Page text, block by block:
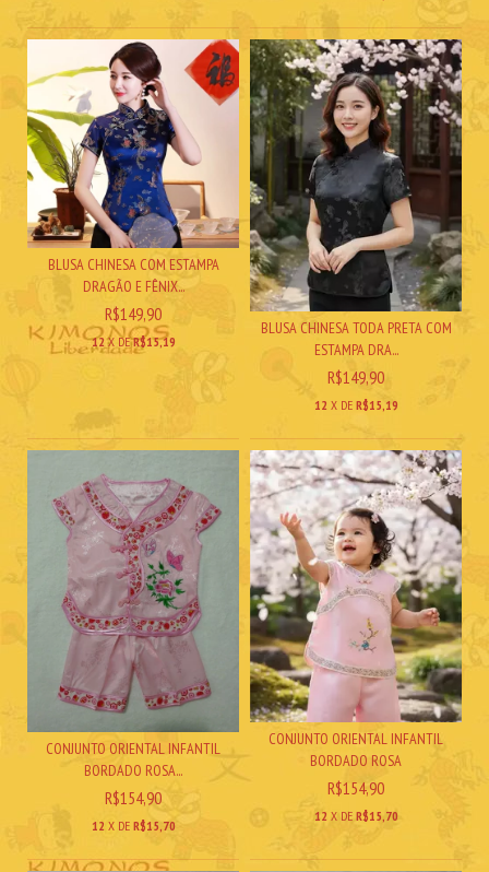
BLUSA CHINESA COM ESTAMPA
DRAGÃO E FÊNIX...
R$149,90
12 X DER$15,19
BLUSA CHINESA TODA PRETA COM
ESTAMPA DRA...
R$149,90
12 X DE R$15,19
CONJUNTO ORIENTAL INFANTIL
BORDADO ROSA...
R$154,90
12 X DE R$15,70
CONJUNTO ORIENTAL INFANTIL
BORDADO ROSA
R$154,90
12 X DE R$15,70